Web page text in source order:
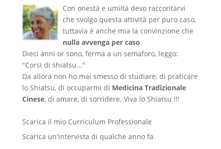
Con onestà e umiltà devo raccontarvi
che svolgo questa attività per puro caso,
tuttavia è anche mia la convinzione che
nulla avvenga per caso.
Dieci anni or sono, ferma a un semaforo, leggo:
"Corsi di shiatsu..."
Da allora non ho mai smesso di studiare, di praticare
lo Shiatsu, di occuparmi di Medicina Tradizionale
Cinese, di amare, di sorridere. Viva lo Shiatsu !!!
Scarica il mio Curriculum Professionale
Scarica un'intervista di qualche anno fa